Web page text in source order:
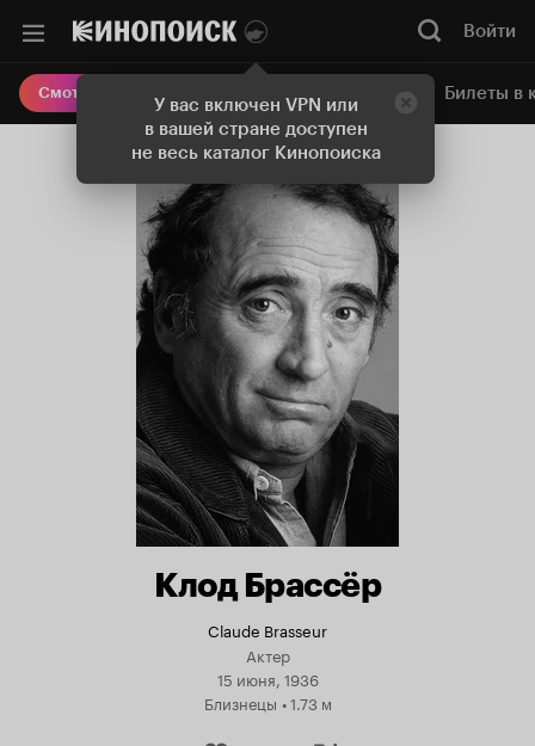
У вас включен VPN или
в вашей стране доступен
не весь каталог Кинопоиска
Войти
Смотреть кино Онлайн-кинотеатр Билеты в
Клод Брассёр
Claude Brasseur
Актер
15 июня, 1936
Близнецы •1.73 м